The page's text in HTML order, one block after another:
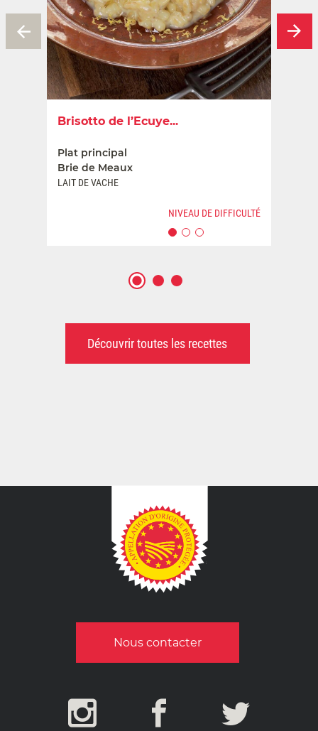
Brisotto de l’Ecuye...
Plat principal
Brie de Meaux
LAIT DE VACHE
NIVEAU DE DIFFICULTÉ
1
Découvrir toutes les recettes
Nous contacter